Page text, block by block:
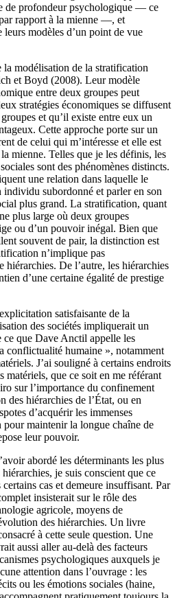
de profondeur psychologique — ce
rapport à la mienne —, et
modèles d’un point de vue
modélisation de la stratification
et Boyd (2008). Leur modèle
entre deux groupes peut
stratégies économiques se diffusent
et qu’il existe entre eux un
Cette approche porte sur un
de celui qui m’intéresse et elle est
mienne. Telles que je les définis, les
sont des phénomènes distincts.
une relation dans laquelle le
subordonné et parler en son
plus grand. La stratification, quant
plus large où deux groupes
ou d’un pouvoir inégal. Bien que
souvent de pair, la distinction est
n’implique pas
hiérarchies. De l’autre, les hiérarchies
d’une certaine égalité de prestige
satisfaisante de la
des sociétés impliquerait un
que Dave Anctil appelle les
conflictualité humaine », notamment
J’ai souligné à certains endroits
matériels, que ce soit en me référant
sur l’importance du confinement
des hiérarchies de l’État, ou en
d’acquérir les immenses
pour maintenir la longue chaîne de
leur pouvoir.
abordé les déterminants les plus
je suis conscient que ce
cas et demeure insuffisant. Par
insisterait sur le rôle des
agricole, moyens de
des hiérarchies. Un livre
à cette seule question. Une
aussi aller au-delà des facteurs
psychologiques auxquels je
attention dans l’ouvrage : les
ou les émotions sociales (haine,